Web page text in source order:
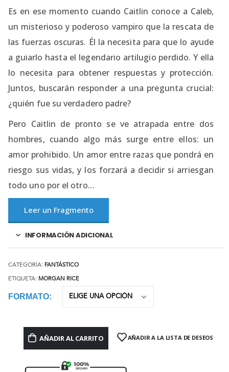
Es en ese momento cuando Caitlin conoce a Caleb,
un misterioso y poderoso vampiro que la rescata de
las fuerzas oscuras. Él la necesita para que lo ayude
a guiarlo hasta el legendario artilugio perdido. Y ella
lo necesita para obtener respuestas y protección.
Juntos, buscarán responder a una pregunta crucial:
¿quién fue su verdadero padre?
Pero Caitlin de pronto se ve atrapada entre dos
hombres, cuando algo más surge entre ellos: un
amor prohibido. Un amor entre razas que pondrá en
riesgo sus vidas, y los forzará a decidir si arriesgan
todo uno por el otro…
Leer un Fragmento
INFORMACIÓN ADICIONAL
CATEGORÍA: FANTÁSTICO
ETIQUETA: MORGAN RICE
FORMATO
AÑADIR AL CARRITO AÑADIR A LA LISTA DE DESEOS